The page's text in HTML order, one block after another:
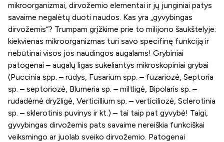
mikroorganizmai, dirvožemio elementai ir jų junginiai patys
savaime negalėtų duoti naudos. Kas yra „gyvybingas
dirvožemis“? Trumpam grįžkime prie to milijono šaukštelyje:
kiekvienas mikroorganizmas turi savo specifinę funkciją ir
nebūtinai visos jos naudingos augalams! Grybiniai
patogenai – augalų ligas sukeliantys mikroskopiniai grybai
(Puccinia spp. – rūdys, Fusarium spp. – fuzariozė, Septoria
sp. – septoriozė, Blumeria sp. – miltligė, Bipolaris sp. –
rudadėmė dryžligė, Verticillium sp. – verticiliozė, Sclerotinia
sp. – sklerotinis puvinys ir kt.) – tai taip pat gyvybė! Taigi,
gyvybingas dirvožemis pats savaime nereiškia funkciškai
veiksmingo ar juolab sveiko dirvožemio. Patogenai